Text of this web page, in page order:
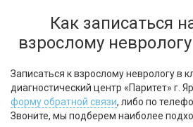
Как записаться
взрослому
Записаться к взрослому неврологу в
диагностический центр «Паритет» г.
форму обратной связи, либо по
Звоните, мы подберем наиболее